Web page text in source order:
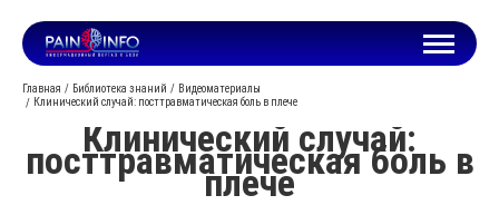
Главная Библиотека знаний
Видеоматериалы
Клинический случай: посттравматическая боль в плече
Клинический случай:
посттравматическая боль в
плече